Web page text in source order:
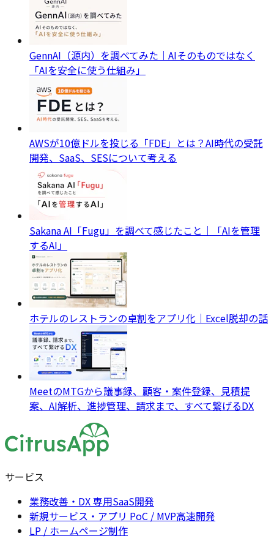
GennAI（源内）を調べてみた｜AIそのものではなく
「AIを安全に使う仕組み」
AWSが10億ドルを投じる「FDE」とは？AI時代の受託
開発、SaaS、SESについて考える
Sakana AI「Fugu」を調べて感じたこと｜「AIを管理
するAI」
ホテルのレストランの卓割をアプリ化｜Excel脱却の話
MeetのMTGから議事録、顧客・案件登録、見積提
案、AI解析、進捗管理、請求まで、すべて繋げるDX
サービス
業務改善・DX 専用SaaS開発
新規サービス・アプリ PoC / MVP高速開発
LP / ホームページ制作